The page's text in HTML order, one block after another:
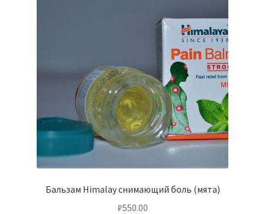
Бальзам Himalay снимающий боль (мята)
₽550.00